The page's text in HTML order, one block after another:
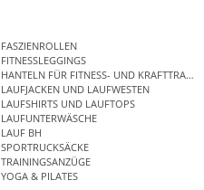
FASZIENROLLEN
FITNESSLEGGINGS
HANTELN FÜR FITNESS- UND
LAUFJACKEN UND LAUFWESTEN
LAUFSHIRTS UND LAUFTOPS
LAUFUNTERWÄSCHE
LAUF BH
SPORTRUCKSÄCKE
TRAININGSANZÜGE
YOGA & PILATES